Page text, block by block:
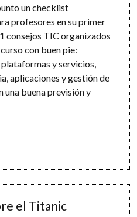
un checklist
profesores en su primer
consejos TIC organizados
con buen pie:
y servicios,
aplicaciones y gestión de
una buena previsión y
el Titanic